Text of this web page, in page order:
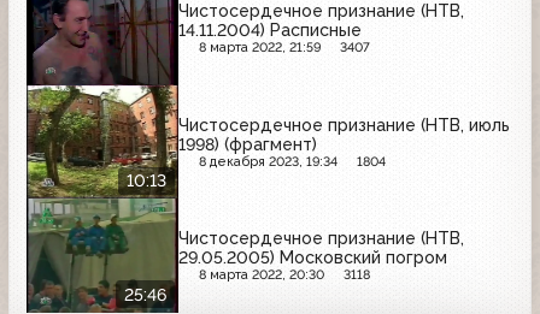
Чистосердечное признание (НТВ,
14.11.2004) Расписные
8 марта 2022, 21:59 3407
10:13
Чистосердечное признание (НТВ, июль
1998) (фрагмент)
8 декабря 2023, 19:34 1804
25:46
Чистосердечное признание (НТВ,
29.05.2005) Московский погром
8 марта 2022, 20:30 3118